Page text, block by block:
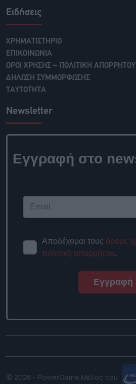
Ειδήσεις
ΧΡΗΜΑΤΙΣΤΗΡΙΟ
ΕΠΙΚΟΙΝΩΝΙΑ
ΟΡΟΙ ΧΡΗΣΗΣ – ΠΟΛΙΤΙΚΗ ΑΠΟΡΡΗΤΟΥ
ΔΗΛΩΣΗ ΣΥΜΜΟΡΦΩΣΗΣ
ΤΑΥΤΟΤΗΤΑ
Newsletter
Εγγραφή στο
Αποδέχομαι τους όρους
πολιτική απορρήτου.
Εγγραφή
© 2026 - PowerGame. Μέλος του